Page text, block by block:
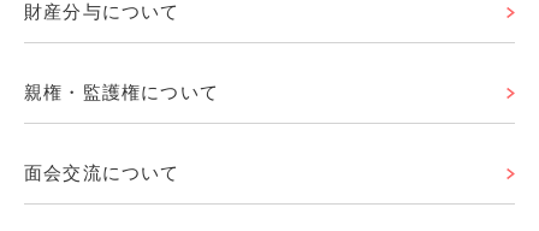
財産分与について
親権・監護権について
面会交流について